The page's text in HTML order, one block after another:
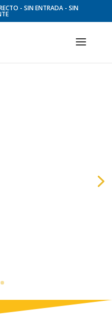
- SIN ENTRADA - SIN